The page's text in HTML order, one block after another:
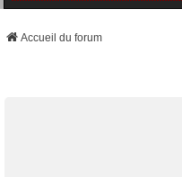
Accueil du forum